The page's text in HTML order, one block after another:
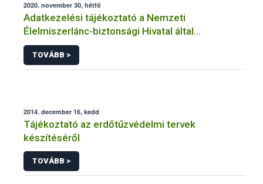
2020. november 30, hétfő
Adatkezelési tájékoztató a Nemzeti
Élelmiszerlánc-biztonsági Hivatal által
üzemeltetett élelmiszerlánc-felügyeleti
információs rendszerhez (FELIR) kapcsolódó
adatkezeléséhez
TOVÁBB >
2014. december 16, kedd
Tájékoztató az erdőtűzvédelmi tervek
készítéséről
TOVÁBB >